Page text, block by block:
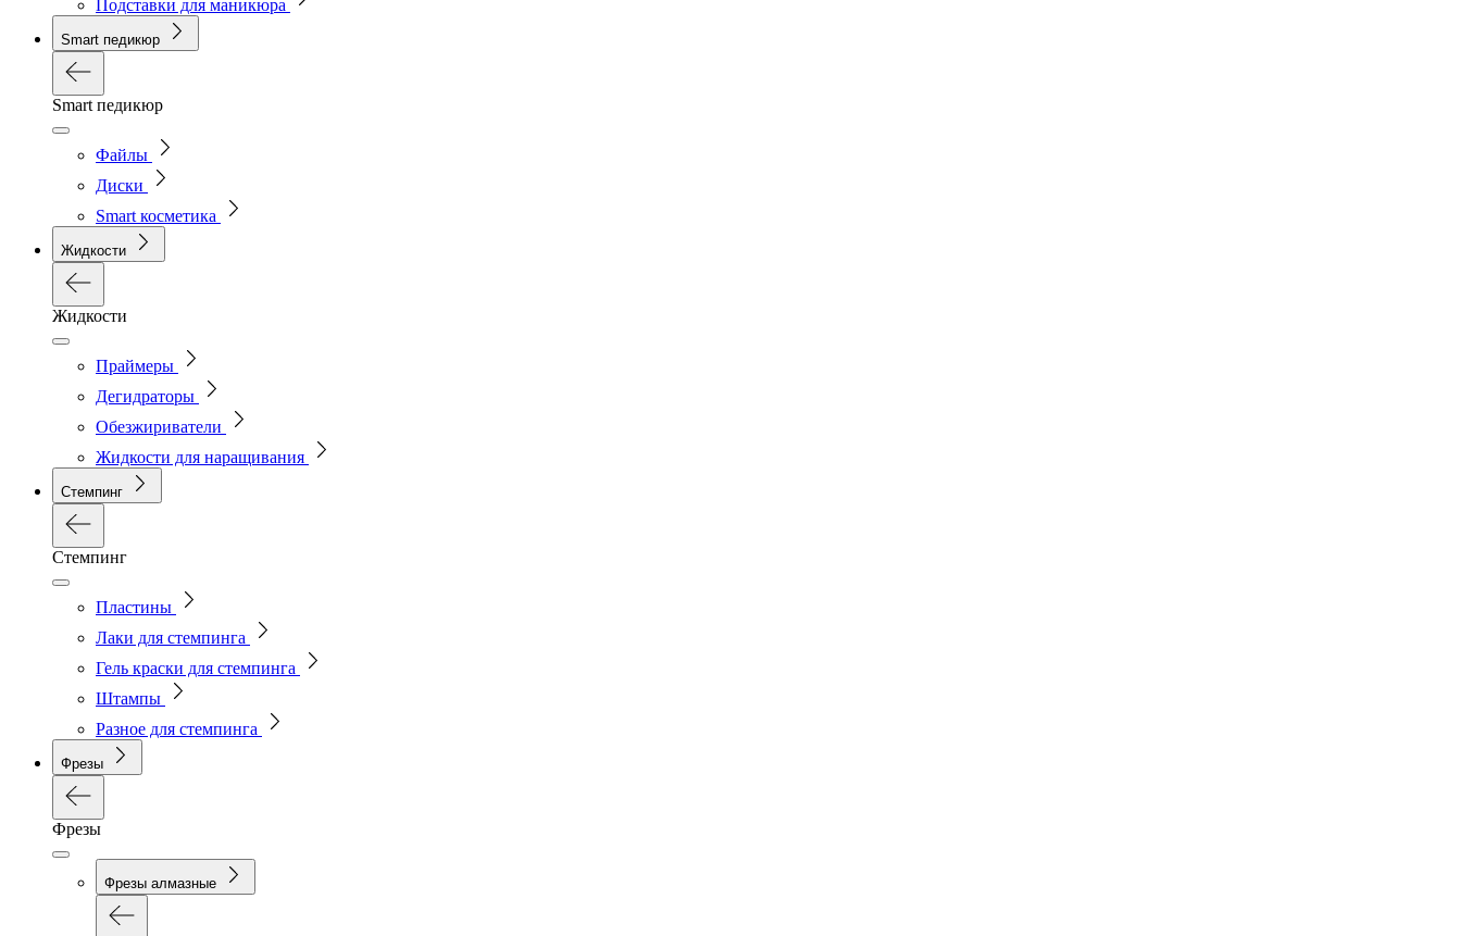
Подставки для маникюра
Smart педикюр
Smart педикюр
Файлы
Диски
Smart косметика
Жидкости
Жидкости
Праймеры
Дегидраторы
Обезжириватели
Жидкости для наращивания
Стемпинг
Стемпинг
Пластины
Лаки для стемпинга
Гель краски для стемпинга
Штампы
Разное для стемпинга
Фрезы
Фрезы
Фрезы алмазные